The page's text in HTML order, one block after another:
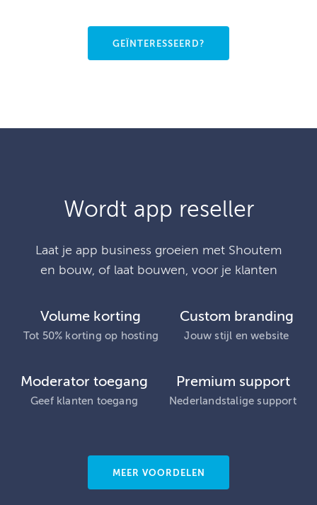
GEÏNTERESSEERD?
Wordt app reseller
Laat je app business groeien met Shoutem
en bouw, of laat bouwen, voor je klanten
Volume korting
Tot 50% korting op hosting
Custom branding
Jouw stijl en website
Moderator toegang
Geef klanten toegang
Premium support
Nederlandstalige support
MEER VOORDELEN